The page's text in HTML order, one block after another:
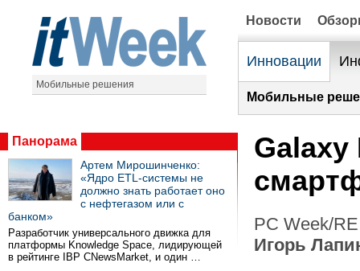
Мобильные решения
Новости
Инновации
Мобильные
Панорама
Артем Мирошинченко:
«Ядро ETL-системы не
должно знать работает оно
с нефтегазом или с
банком»
Разработчик универсального движка для
платформы Knowledge Space, лидирующей
в рейтинге IBP CNewsMarket, и один …
PC Week/
Игорь